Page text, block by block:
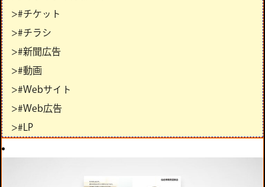
>#チケット
>#チラシ
>#新聞広告
>#動画
>#Webサイト
>#Web広告
>#LP